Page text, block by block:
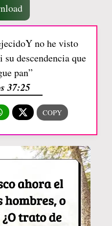
no he visto
descendencia que
pan”
37:25